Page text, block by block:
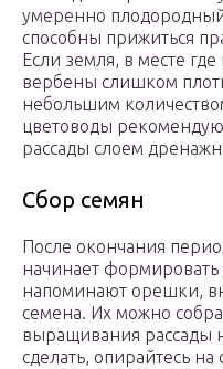
умеренно
способны прижиться
Если земля, в месте
вербены слишком
небольшим
цветоводы
рассады слоем
Сбор семян
После окончания
начинает
напоминают орешки,
семена. Их можно
выращивания рассады
сделать, опирайтесь